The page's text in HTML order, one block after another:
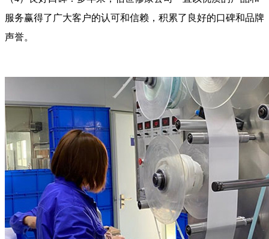
服务赢得了广大客户的认可和信赖，积累了良好的口碑和品牌
声誉。